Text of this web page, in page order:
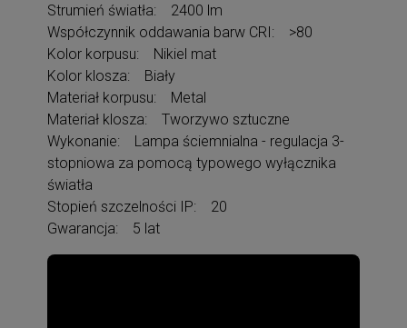
Strumień światła: 2400 lm
Współczynnik oddawania barw CRI: >80
Kolor korpusu: Nikiel mat
Kolor klosza: Biały
Materiał korpusu: Metal
Materiał klosza: Tworzywo sztuczne
Wykonanie: Lampa ściemnialna - regulacja 3-
stopniowa za pomocą typowego wyłącznika
światła
Stopień szczelności IP: 20
Gwarancja: 5 lat